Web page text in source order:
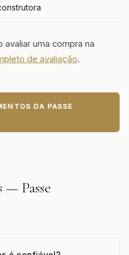
uma compra na
de avaliação.
DA PASSE
— Passe